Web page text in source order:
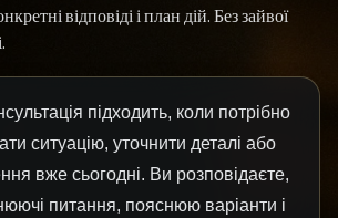
відповіді і план дій. Без зайвої
підходить, коли потрібно
ситуацію, уточнити деталі або
вже сьогодні. Ви розповідаєте,
питання, пояснюю варіанти і